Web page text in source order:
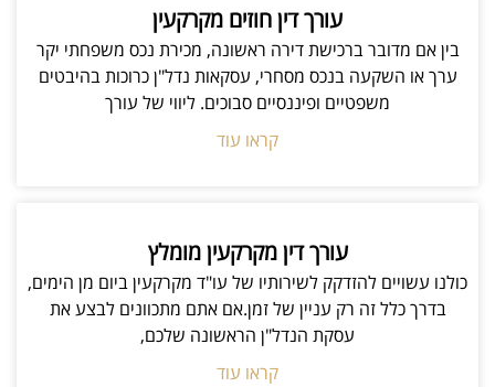
עורך דין חוזים מקרקעין
בין אם מדובר ברכישת דירה ראשונה, מכירת נכס משפחתי יקר
ערך או השקעה בנכס מסחרי, עסקאות נדל"ן כרוכות בהיבטים
משפטיים ופיננסיים סבוכים. ליווי של עורך
קראו עוד
עורך דין מקרקעין מומלץ
כולנו עשויים להזדקק לשירותיו של עו"ד מקרקעין ביום מן הימים,
בדרך כלל זה רק עניין של זמן.אם אתם מתכוונים לבצע את
עסקת הנדל"ן הראשונה שלכם,
קראו עוד